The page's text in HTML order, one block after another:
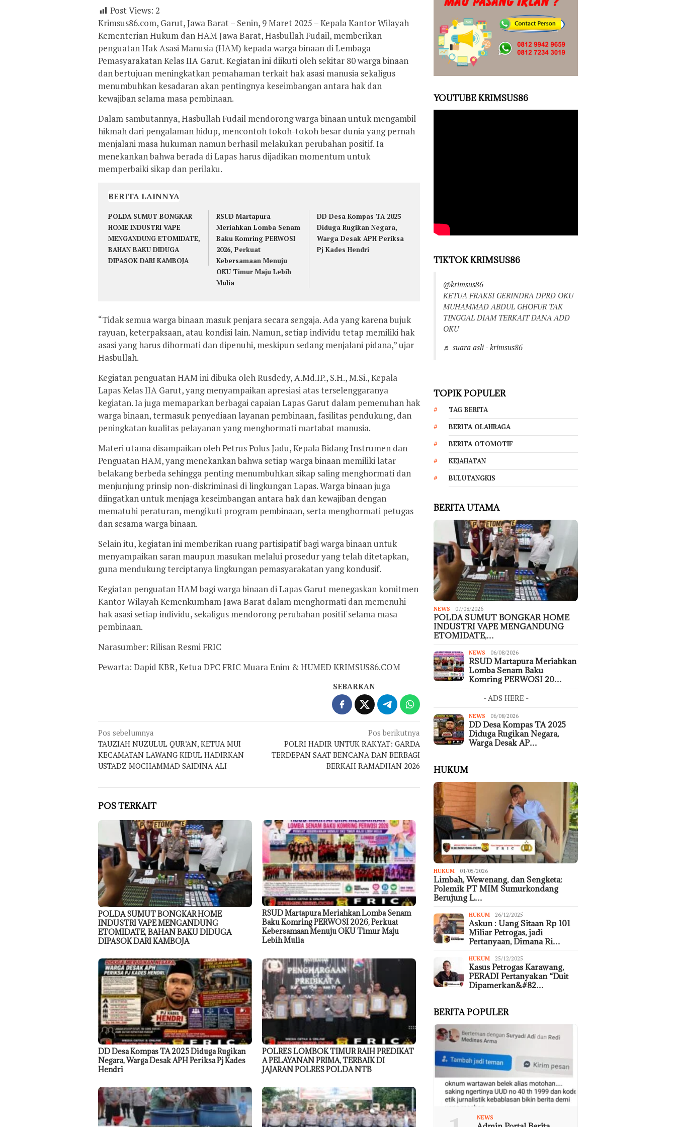
Post Views: 2
Krimsus86.com, Garut, Jawa Barat – Senin, 9 Maret 2025 – Kepala Kantor Wilayah
Kementerian Hukum dan HAM Jawa Barat, Hasbullah Fudail, memberikan
penguatan Hak Asasi Manusia (HAM) kepada warga binaan di Lembaga
Pemasyarakatan Kelas IIA Garut. Kegiatan ini diikuti oleh sekitar 80 warga binaan
dan bertujuan meningkatkan pemahaman terkait hak asasi manusia sekaligus
menumbuhkan kesadaran akan pentingnya keseimbangan antara hak dan
kewajiban selama masa pembinaan.
Dalam sambutannya, Hasbullah Fudail mendorong warga binaan untuk mengambil
hikmah dari pengalaman hidup, mencontoh tokoh-tokoh besar dunia yang pernah
menjalani masa hukuman namun berhasil melakukan perubahan positif. Ia
menekankan bahwa berada di Lapas harus dijadikan momentum untuk
memperbaiki sikap dan perilaku.
BERITA LAINNYA
POLDA SUMUT BONGKAR
HOME INDUSTRI VAPE
MENGANDUNG ETOMIDATE,
BAHAN BAKU DIDUGA
DIPASOK DARI KAMBOJA
RSUD Martapura
Meriahkan Lomba Senam
Baku Komring PERWOSI
2026, Perkuat
Kebersamaan Menuju
OKU Timur Maju Lebih
Mulia
DD Desa Kompas TA 2025
Diduga Rugikan Negara,
Warga Desak APH Periksa
Pj Kades Hendri
“Tidak semua warga binaan masuk penjara secara sengaja. Ada yang karena bujuk
rayuan, keterpaksaan, atau kondisi lain. Namun, setiap individu tetap memiliki hak
asasi yang harus dihormati dan dipenuhi, meskipun sedang menjalani pidana,” ujar
Hasbullah.
Kegiatan penguatan HAM ini dibuka oleh Rusdedy, A.Md.IP., S.H., M.Si., Kepala
Lapas Kelas IIA Garut, yang menyampaikan apresiasi atas terselenggaranya
kegiatan. Ia juga memaparkan berbagai capaian Lapas Garut dalam pemenuhan hak
warga binaan, termasuk penyediaan layanan pembinaan, fasilitas pendukung, dan
peningkatan kualitas pelayanan yang menghormati martabat manusia.
Materi utama disampaikan oleh Petrus Polus Jadu, Kepala Bidang Instrumen dan
Penguatan HAM, yang menekankan bahwa setiap warga binaan memiliki latar
belakang berbeda sehingga penting menumbuhkan sikap saling menghormati dan
menjunjung prinsip non-diskriminasi di lingkungan Lapas. Warga binaan juga
diingatkan untuk menjaga keseimbangan antara hak dan kewajiban dengan
mematuhi peraturan, mengikuti program pembinaan, serta menghormati petugas
dan sesama warga binaan.
Selain itu, kegiatan ini memberikan ruang partisipatif bagi warga binaan untuk
menyampaikan saran maupun masukan melalui prosedur yang telah ditetapkan,
guna mendukung terciptanya lingkungan pemasyarakatan yang kondusif.
Kegiatan penguatan HAM bagi warga binaan di Lapas Garut menegaskan komitmen
Kantor Wilayah Kemenkumham Jawa Barat dalam menghormati dan memenuhi
hak asasi setiap individu, sekaligus mendorong perubahan positif selama masa
pembinaan.
Narasumber: Rilisan Resmi FRIC
Pewarta: Dapid KBR, Ketua DPC FRIC Muara Enim & HUMED KRIMSUS86.COM
SEBARKAN
Navigasi
pos
Pos sebelumnya
TAUZIAH NUZULUL QUR’AN, KETUA MUI
KECAMATAN LAWANG KIDUL HADIRKAN
USTADZ MOCHAMMAD SAIDINA ALI
Pos berikutnya
POLRI HADIR UNTUK RAKYAT: GARDA
TERDEPAN SAAT BENCANA DAN BERBAGI
BERKAH RAMADHAN 2026
POS TERKAIT
POLDA SUMUT BONGKAR HOME
INDUSTRI VAPE MENGANDUNG
ETOMIDATE, BAHAN BAKU DIDUGA
DIPASOK DARI KAMBOJA
RSUD Martapura Meriahkan Lomba Senam
Baku Komring PERWOSI 2026, Perkuat
Kebersamaan Menuju OKU Timur Maju
Lebih Mulia
DD Desa Kompas TA 2025 Diduga Rugikan
Negara, Warga Desak APH Periksa Pj Kades
Hendri
POLRES LOMBOK TIMUR RAIH PREDIKAT
A PELAYANAN PRIMA, TERBAIK DI
JAJARAN POLRES POLDA NTB
YOUTUBE KRIMSUS86
TIKTOK KRIMSUS86
@krimsus86
KETUA FRAKSI GERINDRA DPRD OKU
MUHAMMAD ABDUL GHOFUR TAK
TINGGAL DIAM TERKAIT DANA ADD
OKU
♬ suara asli - krimsus86
TOPIK POPULER
TAG BERITA
BERITA OLAHRAGA
BERITA OTOMOTIF
KEJAHATAN
BULUTANGKIS
BERITA UTAMA
NEWS 07/08/2026
POLDA SUMUT BONGKAR HOME
INDUSTRI VAPE MENGANDUNG
ETOMIDATE,…
NEWS 06/08/2026
RSUD Martapura Meriahkan
Lomba Senam Baku
Komring PERWOSI 20…
- ADS HERE -
NEWS 06/08/2026
DD Desa Kompas TA 2025
Diduga Rugikan Negara,
Warga Desak AP…
HUKUM
HUKUM 01/05/2026
Limbah, Wewenang, dan Sengketa:
Polemik PT MIM Sumurkondang
Berujung L…
HUKUM 26/12/2025
Askun : Uang Sitaan Rp 101
Miliar Petrogas, jadi
Pertanyaan, Dimana Ri…
HUKUM 25/12/2025
Kasus Petrogas Karawang,
PERADI Pertanyakan “Duit
Dipamerkan&#82…
BERITA POPULER
NEWS